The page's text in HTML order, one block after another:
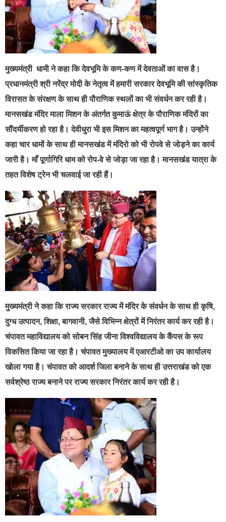
मुख्यमंत्री धामी ने कहा कि देवभूमि के कण-कण में देवताओं का वास है।
प्रधानमंत्री श्री नरेंद्र मोदी के नेतृत्व में हमारी सरकार देवभूमि की सांस्कृतिक
विरासत के संरक्षण के साथ ही पौराणिक स्थलों का भी संवर्धन कर रही है।
मानसखंड मंदिर माला मिशन के अंतर्गत कुमाऊं क्षेत्र के पौराणिक मंदिरों का
सौंदर्यीकरण हो रहा है। देवीधुरा भी इस मिशन का महत्वपूर्ण भाग है। उन्होंने
कहा चार धामों के साथ ही मानसखंड में मंदिरो को भी रोपवे से जोड़ने का कार्य
जारी है। माँ पूर्णागिरि धाम को रोप-वे से जोड़ा जा रहा है। मानसखंड यात्रा के
तहत विशेष ट्रेन भी चलवाई जा रही हैं।
मुख्यमंत्री ने कहा कि राज्य सरकार राज्य में मंदिर के संवर्धन के साथ ही कृषि,
दुग्ध उत्पादन, शिक्षा, बागवानी, जैसे विभिन्न क्षेत्रों में निरंतर कार्य कर रही है।
चंपावत महाविद्यालय को सोबन सिंह जीना विश्वविद्यालय के कैंपस के रूप
विकसित किया जा रहा है। चंपावत मुख्यालय में एआरटीओ का उप कार्यालय
खोला गया है। चंपावत को आदर्श जिला बनाने के साथ ही उत्तराखंड को एक
सर्वश्रेष्ठ राज्य बनाने पर राज्य सरकार निरंतर कार्य कर रही है।